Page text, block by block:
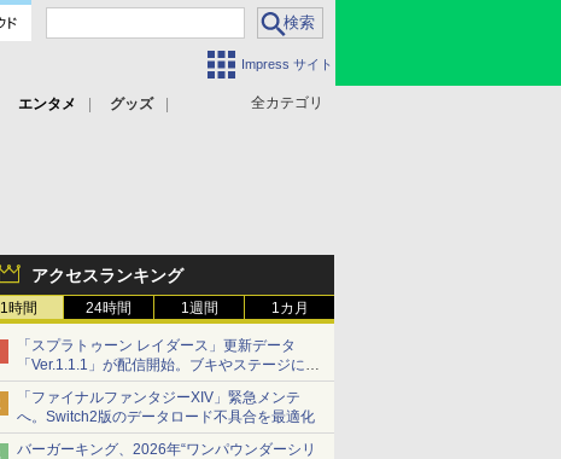
Impress サイト
全カテゴリ
エンタメ
グッズ
アクセスランキング
1時間 24時間 1週間 1カ月
「スプラトゥーン レイダース」更新データ
「Ver.1.1.1」が配信開始。ブキやステージに関
する不具合を修正
「ファイナルファンタジーXIV」緊急メンテ
へ。Switch2版のデータロード不具合を最適化
バーガーキング、2026年“ワンパウンダーシリ